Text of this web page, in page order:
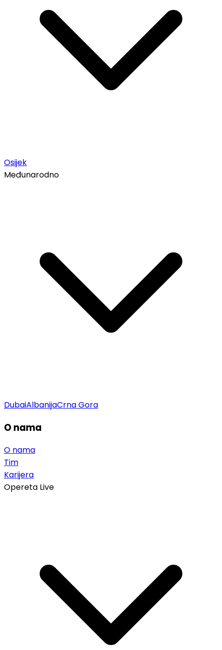
Osijek
Međunarodno
DubaiAlbanijaCrna Gora
O nama
O nama
Tim
Karijera
Opereta Live